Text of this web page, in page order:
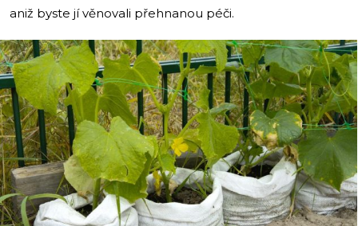
aniž byste jí věnovali přehnanou péči.